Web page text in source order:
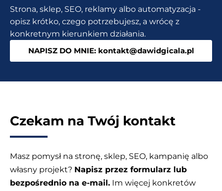
Strona, sklep, SEO, reklamy albo automatyzacja -
opisz krótko, czego potrzebujesz, a wrócę z
konkretnym kierunkiem działania.
NAPISZ DO MNIE: kontakt@dawidgicala.pl
Czekam na Twój kontakt
Masz pomysł na stronę, sklep, SEO, kampanię albo
własny projekt? Napisz przez formularz lub
bezpośrednio na e-mail. Im więcej konkretów